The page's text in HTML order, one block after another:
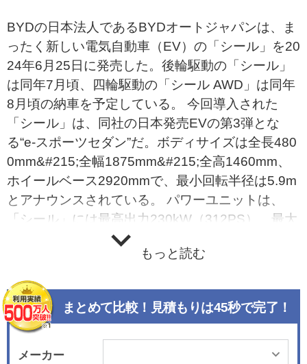
BYDの日本法人であるBYDオートジャパンは、ま
ったく新しい電気自動車（EV）の「シール」を20
24年6月25日に発売した。後輪駆動の「シール」
は同年7月頃、四輪駆動の「シール AWD」は同年
8月頃の納車を予定している。 今回導入された
「シール」は、同社の日本発売EVの第3弾とな
る“e-スポーツセダン”だ。ボディサイズは全長480
0mm&#215;全幅1875mm&#215;全高1460mm、
ホイールベース2920mmで、最小回転半径は5.9m
とアナウンスされている。 パワーユニットは、
「シール」には最高出力230kW（312PS）、最大
トルク360Nmの永久磁石同期モーターをリアに搭
載。「シール AWD」では、さらにフロントに最
かご形三相誘導モーターを搭載する。リン酸鉄リ
チウムイオンバッテリーの容量はいずれも82.56k
Whで、申請中のWLTCモードの一充電あたりの航
続距離は「シール」が640km、「シール AWD」
もっと読む
まとめて比較！見積もりは45秒で完了！
メーカー